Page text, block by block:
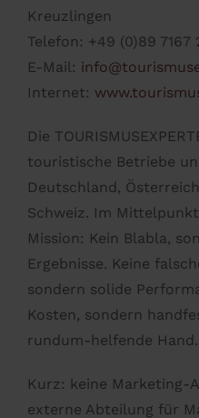
Kreuzlingen
Telefon: +49 (0)89 7167
E-Mail:
Internet:
Die
touristische Betriebe
Deutschland,
Schweiz. Im
Mission: Kein Blabla,
Ergebnisse. Keine
sondern solide
Kosten, sondern
rundum-helfende Hand.
Kurz: keine Marketing-
externe Abteilung für